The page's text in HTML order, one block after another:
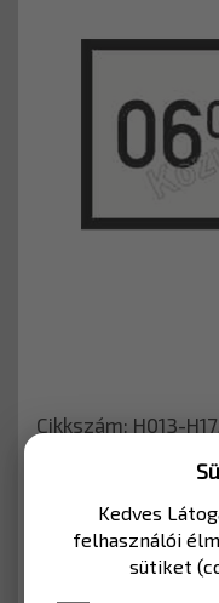
Cikkszám: H013-
LAKOTT
350*175
Kedves
felhasználói
sütiket